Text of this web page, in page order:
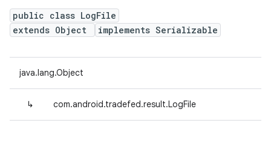
public class LogFile
extends Object
implements Serializable
java.lang.Object
↳ com.android.tradefed.result.LogFile